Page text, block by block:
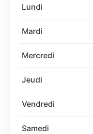
Lundi
Mardi
Mercredi
Jeudi
Vendredi
Samedi